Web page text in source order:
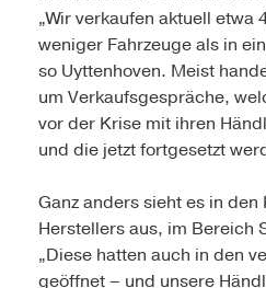
„Wir verkaufen aktuell etwa
weniger Fahrzeuge als in
so Uyttenhoven. Meist
um Verkaufsgespräche,
vor der Krise mit ihren
und die jetzt fortgesetzt
Ganz anders sieht es in
Herstellers aus, im Bereich
„Diese hatten auch in den
geöffnet – und unsere